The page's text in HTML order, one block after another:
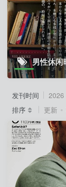
男性休闲
发刊时间 2026
排序
更新